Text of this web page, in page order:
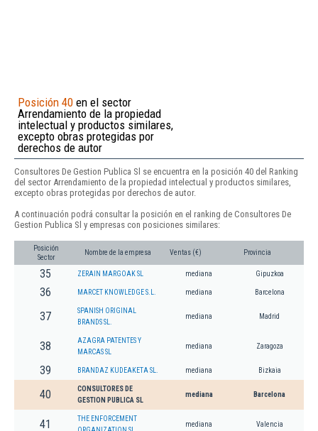
Posición 40 en el sector
Arrendamiento de la propiedad
intelectual y productos similares,
excepto obras protegidas por
derechos de autor
Consultores De Gestion Publica Sl se encuentra en la posición 40 del Ranking
del sector Arrendamiento de la propiedad intelectual y productos similares,
excepto obras protegidas por derechos de autor.
A continuación podrá consultar la posición en el ranking de Consultores De
Gestion Publica Sl y empresas con posiciones similares:
Posición
Sector
Nombre de la empresa Ventas (€) Provincia
35 ZERAIN MARGOAK SL mediana Gipuzkoa
36 MARCET KNOWLEDGE S.L. mediana Barcelona
37
SPANISH ORIGINAL
BRANDS SL.
mediana Madrid
38
AZAGRA PATENTES Y
MARCAS SL
mediana Zaragoza
39 BRANDAZ KUDEAKETA SL. mediana Bizkaia
40
CONSULTORES DE
GESTION PUBLICA SL
mediana Barcelona
41
THE ENFORCEMENT
mediana Valencia